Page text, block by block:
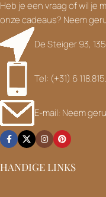
Heb je een vraag of wil je
onze cadeaus? Neem
De Steiger 93,
Tel: (+31) 6
E-mail: Neem
HANDIGE LINKS